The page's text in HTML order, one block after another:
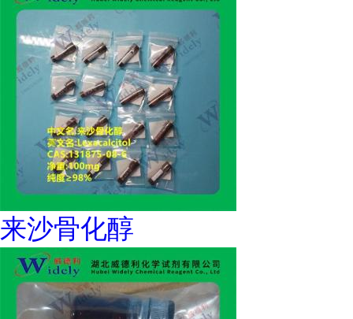
来沙骨化醇